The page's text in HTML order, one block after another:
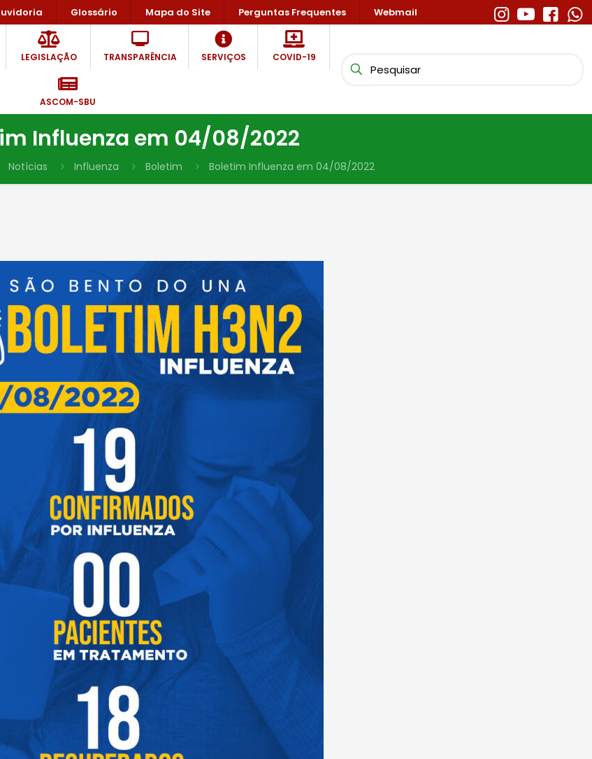
Glossário Mapa do Site Perguntas Frequentes Webmail
LEGISLAÇÃO TRANSPARÊNCIA SERVIÇOS COVID-19
ASCOM-SBU
Influenza em 04/08/2022
Notícias Influenza Boletim Boletim Influenza em 04/08/2022